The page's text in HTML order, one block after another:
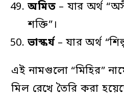
অমিত – যার অর্থ
শক্তি”।
ভাস্কর্য – যার অর্থ
এই নামগুলো “মিহির”
মিল রেখে তৈরি করা